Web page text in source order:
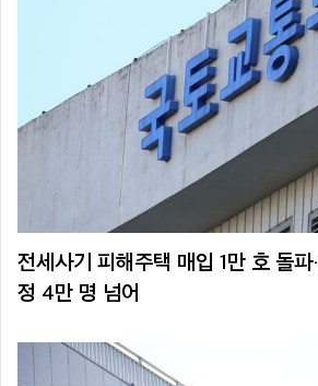
전세사기 피해주택 매입 1만 호 돌
정 4만 명 넘어